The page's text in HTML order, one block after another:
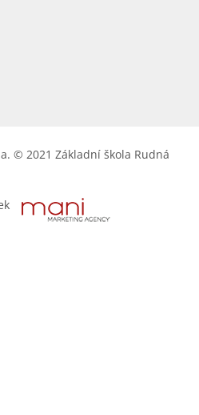
© 2021 Základní škola Rudná